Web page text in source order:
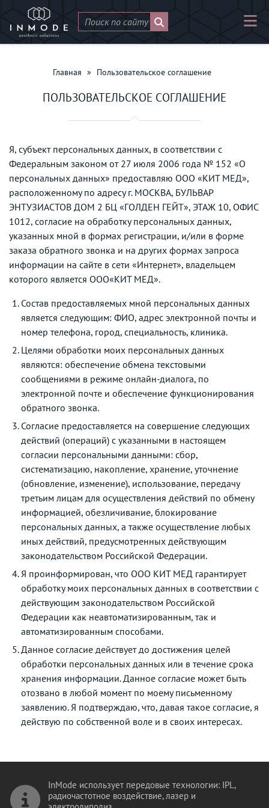
Главная » Пользовательское соглашение
ПОЛЬЗОВАТЕЛЬСКОЕ СОГЛАШЕНИЕ
Я, субъект персональных данных, в соответствии с
Федеральным законом от 27 июля 2006 года № 152 «О
персональных данных» предоставляю ООО «КИТ МЕД»,
расположенному по адресу г. МОСКВА, БУЛЬВАР
ЭНТУЗИАСТОВ ДОМ 2 БЦ «ГОЛДЕН ГЕЙТ», ЭТАЖ 10, ОФИС
1012, согласие на обработку персональных данных,
указанных мной в формах регистрации, и/или в форме
заказа обратного звонка и на других формах запроса
информации на сайте в сети «Интернет», владельцем
которого является ООО«КИТ МЕД».
Состав предоставляемых мной персональных данных
является следующим: ФИО, адрес электронной почты и
номер телефона, город, специальность, клиника.
Целями обработки моих персональных данных
являются: обеспечение обмена текстовыми
сообщениями в режиме онлайн-диалога, по
электронной почте и обеспечение функционирования
обратного звонка.
Согласие предоставляется на совершение следующих
действий (операций) с указанными в настоящем
согласии персональными данными: сбор,
систематизацию, накопление, хранение, уточнение
(обновление, изменение), использование, передачу
третьим лицам для осуществления действий по обмену
информацией, обезличивание, блокирование
персональных данных, а также осуществление любых
иных действий, предусмотренных действующим
законодательством Российской Федерации.
Я проинформирован, что ООО КИТ МЕД гарантирует
обработку моих персональных данных в соответствии с
действующим законодательством Российской
Федерации как неавтоматизированным, так и
автоматизированным способами.
Данное согласие действует до достижения целей
обработки персональных данных или в течение срока
хранения информации. Данное согласие может быть
отозвано в любой момент по моему письменному
заявлению. Я подтверждаю, что, давая такое согласие, я
действую по собственной воле и в своих интересах.
InMode использует передовые технологии: IPL,
радиочастотное воздействие, лазер и